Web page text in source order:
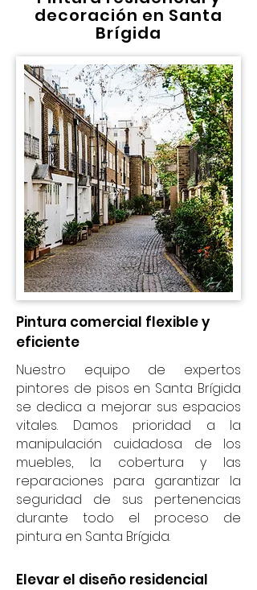
decoración en Santa
Brígida
Pintura comercial flexible y
eficiente
Nuestro equipo de expertos
pintores de pisos en Santa Brígida
se dedica a mejorar sus espacios
vitales. Damos prioridad a la
manipulación cuidadosa de los
muebles, la cobertura y las
reparaciones para garantizar la
seguridad de sus pertenencias
durante todo el proceso de
pintura en Santa Brígida.
Elevar el diseño residencial